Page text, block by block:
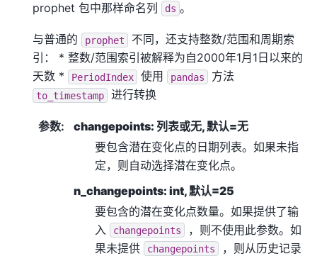
prophet 包中那样命名列
ds 。
与普通的 prophet
不同，还支持整数/范围和周期索
引： * 整数/范围索引被解释为自2000年1月1日以来的
天数 *
PeriodIndex 使用 pandas 方法
to_timestamp 进行转换
参数:
changepoints: 列表或无, 默认=无
要包含潜在变化点的日期列表。如果未指
定，则自动选择潜在变化点。
n_changepoints: int, 默认=25
要包含的潜在变化点数量。如果提供了输
入
changepoints
，则不使用此参数。如
果未提供
changepoints
，则从历史记录